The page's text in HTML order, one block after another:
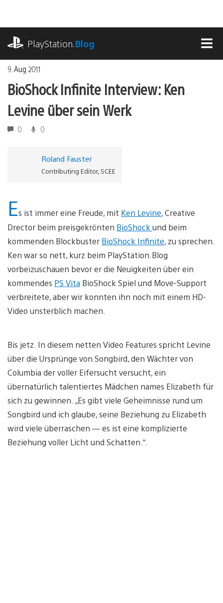
springen
PlayStation.Blog
9. Aug 2011
BioShock Infinite Interview: Ken
Levine über sein Werk
0 0
Roland Fauster
Contributing Editor, SCEE
Es ist immer eine Freude, mit Ken Levine, Creative
Drector beim preisgekrönten BioShock und beim
kommenden Blockbuster BioShock Infinite, zu sprechen.
Ken war so nett, kurz beim PlayStation.Blog
vorbeizuschauen bevor er die Neuigkeiten über ein
kommendes PS Vita BioShock Spiel und Move-Support
verbreitete, aber wir konnten ihn noch mit einem HD-
Video unsterblich machen.
Bis jetz. In diesem netten Video Features spricht Levine
über die Ursprünge von Songbird, den Wächter von
Columbia der voller Eifersucht versucht, ein
übernatürlich talentiertes Mädchen names Elizabeth für
sich zu gewinnen. „Es gibt viele Geheimnisse rund um
Songbird und ich glaube, seine Beziehung zu Elizabeth
wird viele überraschen — es ist eine komplizierte
Beziehung voller Licht und Schatten.“.